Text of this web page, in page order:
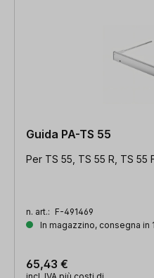
Guida PA-TS 55
Per TS 55, TS 55 R, TS 55
n. art.: F-491469
In magazzino, consegna in
65,43 €